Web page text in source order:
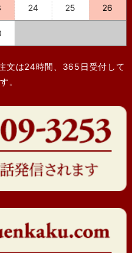
24 25 26
文は24時間、365日受付して
。